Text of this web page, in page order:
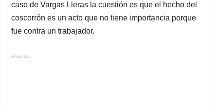
caso de Vargas Lleras la cuestión es que el hecho del
coscorrón es un acto que no tiene importancia porque
fue contra un trabajador.
Anuncios.